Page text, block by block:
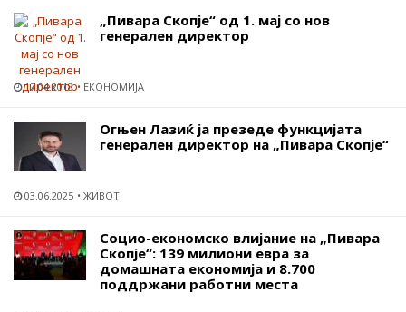
„Пивара Скопје“ од 1. мај со нов
генерален директор
17.04.2018 ЕКОНОМИЈА
Огњен Лазиќ ја презеде функцијата
генерален директор на „Пивара Скопје“
03.06.2025 ЖИВОТ
Социо-економско влијание на „Пивара
Скопје“: 139 милиони евра за
домашната економија и 8.700
поддржани работни места